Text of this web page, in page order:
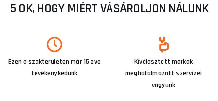
5 OK, HOGY MIÉRT VÁSÁROLJON NÁLUNK
Ezen a szakterületen már 15 éve
tevékenykedünk
Kiválasztott márkák
meghatalmazott szervizei
vagyunk